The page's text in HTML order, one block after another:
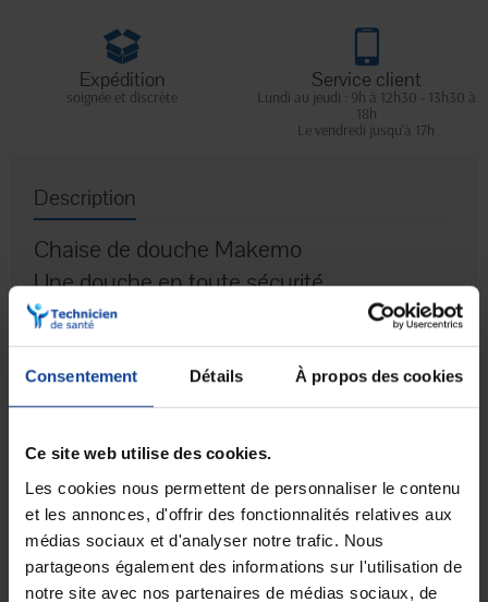
Consentement Détails À propos des cookies
Ce site web utilise des cookies.
Les cookies nous permettent de personnaliser le contenu
et les annonces, d'offrir des fonctionnalités relatives aux
médias sociaux et d'analyser notre trafic. Nous
partageons également des informations sur l'utilisation de
notre site avec nos partenaires de médias sociaux, de
Expédition
soignée et discrète
Service client
Lundi au jeudi : 9h à 12h30 - 13h30 à
18h
Le vendredi jusqu'à 17h
Description
Chaise de douche Makemo
Une douche en toute sécurité.
Dossier et poignées amovibles. Formes et dimensions compatibles
avec un maximum de corpulences. Orifices d’évacuation de l’eau en
surface. Réglage en hauteur par vissage des pieds avec témoins de
couleur pour trouver l’équilibre de la chaise.
Hauteur sol/siège : 41 à 52 cm
Dimensions hors-tout : 44 x 55 cm
Hauteur des poignées : 13 cm
Poids : 4,8 kg
Poids maxi supporté : 158 kg
Patins antidérapants de 6 cm de diamètre
Ce que vous achetez : une chaise.